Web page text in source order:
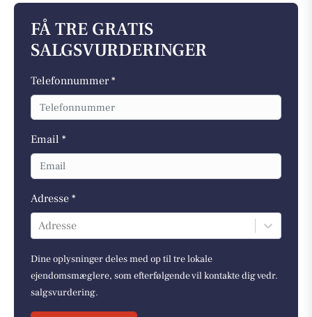
FÅ TRE GRATIS
SALGSVURDERINGER
Telefonnummer *
Email *
Adresse *
Adresse
Dine oplysninger deles med op til tre lokale
ejendomsmæglere, som efterfølgende vil kontakte dig vedr.
salgsvurdering.